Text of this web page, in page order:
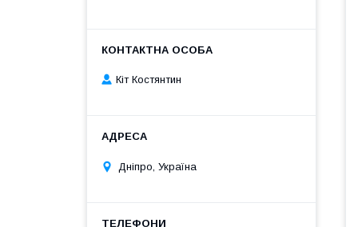
Кіт Костянтин
Дніпро, Україна